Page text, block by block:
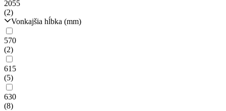
2055
(2)
Vonkajšia hĺbka (mm)
570
(2)
615
(5)
630
(8)